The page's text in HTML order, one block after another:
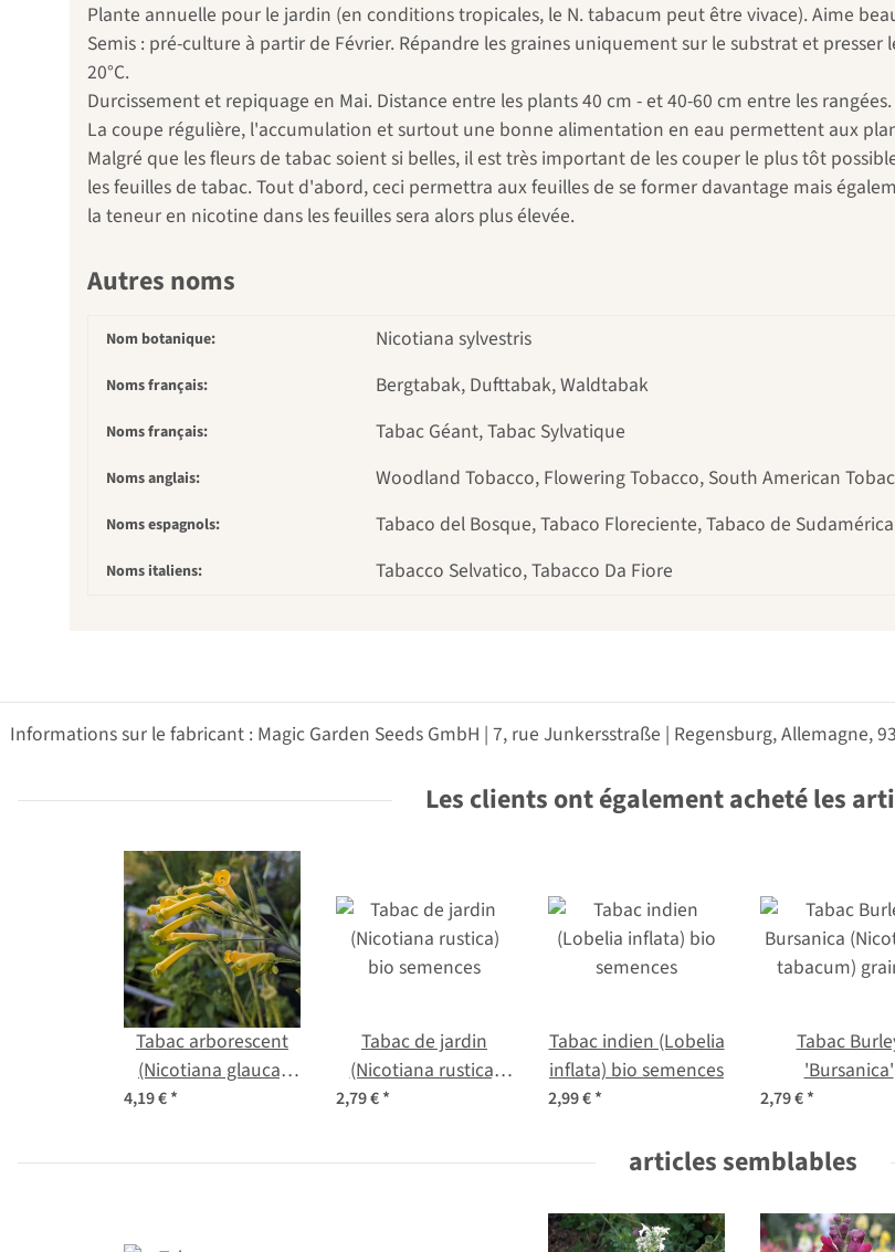
Plante annuelle pour le jardin (en conditions tropicales, le N. tabacum peut être vivace). Aime
Semis : pré-culture à partir de Février. Répandre les graines uniquement sur le substrat et
20°C.
Durcissement et repiquage en Mai. Distance entre les plants 40 cm - et 40-60 cm entre les rangées.
La coupe régulière, l'accumulation et surtout une bonne alimentation en eau permettent aux
Malgré que les fleurs de tabac soient si belles, il est très important de les couper le plus tôt
les feuilles de tabac. Tout d'abord, ceci permettra aux feuilles de se former davantage mais
la teneur en nicotine dans les feuilles sera alors plus élevée.
Autres noms
Nom botanique: Nicotiana sylvestris
Noms français: Bergtabak, Dufttabak, Waldtabak
Noms français: Tabac Géant, Tabac Sylvatique
Noms anglais: Woodland Tobacco, Flowering Tobacco, South American
Noms espagnols: Tabaco del Bosque, Tabaco Floreciente, Tabaco de Sudamérica
Noms italiens: Tabacco Selvatico, Tabacco Da Fiore
Informations sur le fabricant : Magic Garden Seeds GmbH | 7, rue Junkersstraße | Regensburg, Allemagne,
Les clients ont également acheté les
Tabac arborescent
(Nicotiana glauca)
4,19 €*
Tabac de jardin
(Nicotiana rustica)
bio semences
2,79 €*
Tabac indien (Lobelia
inflata) bio semences
2,99 €*
Tabac
'Bursanica'
(Nicotiana
2,79 €*
articles semblables